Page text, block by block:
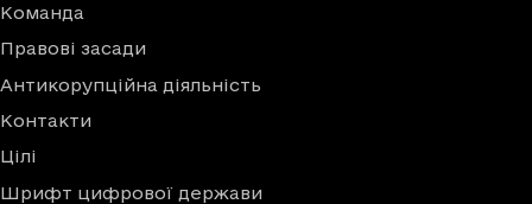
Команда
Правові засади
Антикорупційна діяльність
Контакти
Цілі
Шрифт цифрової держави